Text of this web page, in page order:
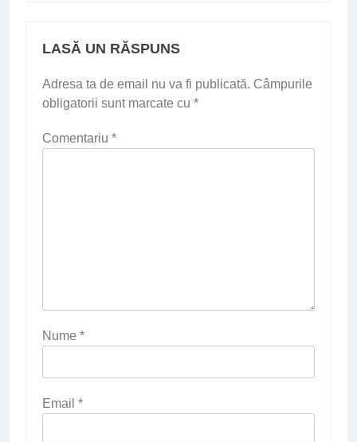
LASĂ UN RĂSPUNS
Adresa ta de email nu va fi publicată. Câmpurile
obligatorii sunt marcate cu *
Comentariu *
Nume *
Email *